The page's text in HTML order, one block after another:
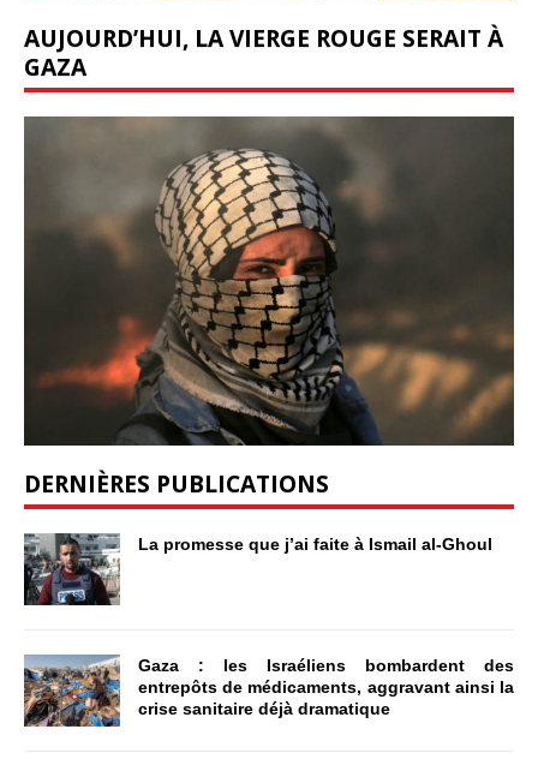
AUJOURD’HUI, LA VIERGE ROUGE SERAIT À
GAZA
DERNIÈRES PUBLICATIONS
La promesse que j’ai faite à Ismail al-Ghoul
Gaza : les Israéliens bombardent des
entrepôts de médicaments, aggravant ainsi la
crise sanitaire déjà dramatique